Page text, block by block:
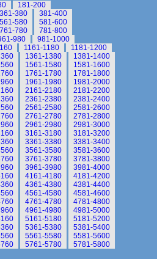
181-200
361-380
381-400
561-580
581-600
761-780
781-800
980
981-1000
1161-1180
1181-1200
1361-1380
1381-1400
1561-1580
1581-1600
1761-1780
1781-1800
1961-1980
1981-2000
2161-2180
2181-2200
2361-2380
2381-2400
2561-2580
2581-2600
2761-2780
2781-2800
2961-2980
2981-3000
3161-3180
3181-3200
3361-3380
3381-3400
3561-3580
3581-3600
3761-3780
3781-3800
3961-3980
3981-4000
4161-4180
4181-4200
4361-4380
4381-4400
4561-4580
4581-4600
4761-4780
4781-4800
4961-4980
4981-5000
5161-5180
5181-5200
5361-5380
5381-5400
5561-5580
5581-5600
5761-5780
5781-5800